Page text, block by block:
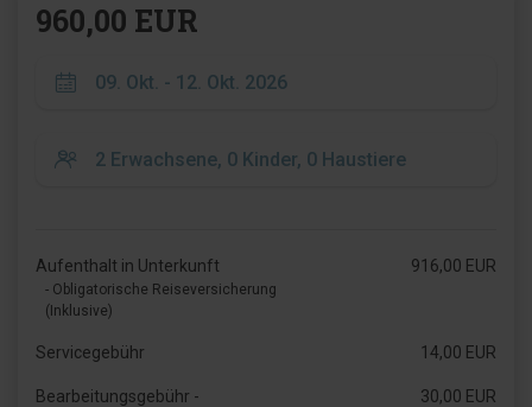
960,00 EUR
Aufenthalt in Unterkunft
- Obligatorische Reiseversicherung
(Inklusive)
916,00 EUR
Servicegebühr 14,00 EUR
Bearbeitungsgebühr -
30,00 EUR